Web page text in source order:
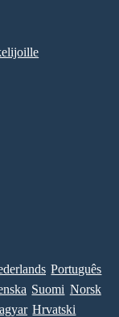
Português
Suomi Norsk
Hrvatski